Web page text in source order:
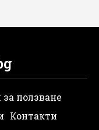
ползване
Контакти